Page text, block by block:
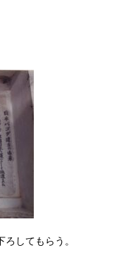
してもらう。